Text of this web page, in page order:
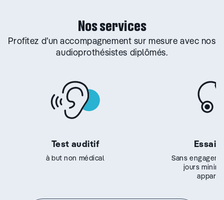
Nos services
Profitez d’un accompagnement sur mesure avec nos
audioprothésistes diplômés.
Test auditif
à but non médical
Essai
Sans
jours